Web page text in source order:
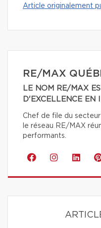
Article originalement
RE/MAX
LE NOM RE/MAX
D'EXCELLENCE EN
Chef de file du
le réseau RE/MAX
performants.